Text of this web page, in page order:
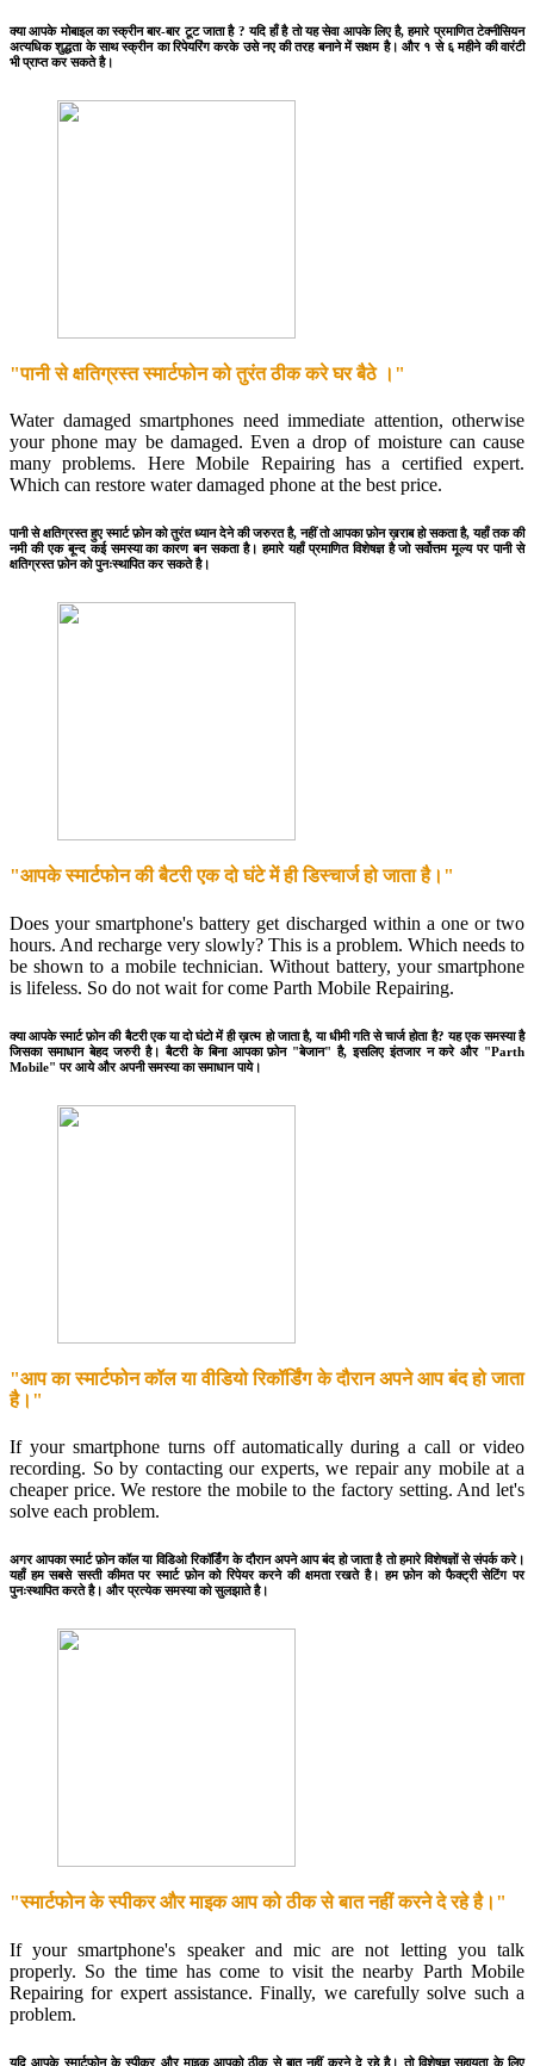
क्या आपके मोबाइल का स्क्रीन बार-बार टूट जाता है ? यदि हाँ है तो यह सेवा आपके लिए है, हमारे प्रमाणित टेक्नीसियन
अत्यधिक शुद्धता के साथ स्क्रीन का रिपेयरिंग करके उसे नए की तरह बनाने में सक्षम है। और १ से ६ महीने की वारंटी
भी प्राप्त कर सकते है।
"पानी से क्षतिग्रस्त स्मार्टफोन को तुरंत ठीक करे घर बैठे ।"
Water damaged smartphones need immediate attention, otherwise
your phone may be damaged. Even a drop of moisture can cause
many problems. Here Mobile Repairing has a certified expert.
Which can restore water damaged phone at the best price.
पानी से क्षतिग्रस्त हुए स्मार्ट फ़ोन को तुरंत ध्यान देने की जरुरत है, नहीं तो आपका फ़ोन ख़राब हो सकता है, यहाँ तक की
नमी की एक बून्द कई समस्या का कारण बन सकता है। हमारे यहाँ प्रमाणित विशेषज्ञ है जो सर्वोत्तम मूल्य पर पानी से
क्षतिग्रस्त फ़ोन को पुनःस्थापित कर सकते है।
"आपके स्मार्टफोन की बैटरी एक दो घंटे में ही डिस्चार्ज हो जाता है।"
Does your smartphone's battery get discharged within a one or two
hours. And recharge very slowly? This is a problem. Which needs to
be shown to a mobile technician. Without battery, your smartphone
is lifeless. So do not wait for come Parth Mobile Repairing.
क्या आपके स्मार्ट फ़ोन की बैटरी एक या दो घंटो में ही ख़त्म हो जाता है, या धीमी गति से चार्ज होता है? यह एक समस्या है
जिसका समाधान बेहद जरुरी है। बैटरी के बिना आपका फ़ोन "बेजान" है, इसलिए इंतजार न करे और "Parth
Mobile" पर आये और अपनी समस्या का समाधान पाये।
"आप का स्मार्टफोन कॉल या वीडियो रिकॉर्डिंग के दौरान अपने आप बंद हो जाता
है।"
If your smartphone turns off automatically during a call or video
recording. So by contacting our experts, we repair any mobile at a
cheaper price. We restore the mobile to the factory setting. And let's
solve each problem.
अगर आपका स्मार्ट फ़ोन कॉल या विडिओ रिकॉर्डिंग के दौरान अपने आप बंद हो जाता है तो हमारे विशेषज्ञों से संपर्क करे।
यहाँ हम सबसे सस्ती कीमत पर स्मार्ट फ़ोन को रिपेयर करने की क्षमता रखते है। हम फ़ोन को फैक्ट्री सेटिंग पर
पुनःस्थापित करते है। और प्रत्येक समस्या को सुलझाते है।
"स्मार्टफोन के स्पीकर और माइक आप को ठीक से बात नहीं करने दे रहे है।"
If your smartphone's speaker and mic are not letting you talk
properly. So the time has come to visit the nearby Parth Mobile
Repairing for expert assistance. Finally, we carefully solve such a
problem.
यदि आपके स्मार्टफोन के स्पीकर और माइक आपको ठीक से बात नहीं करने दे रहे है। तो विशेषज्ञ सहायता के लिए